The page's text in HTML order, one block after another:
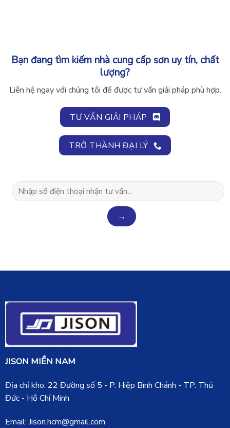
Bạn đang tìm kiếm nhà cung cấp sơn uy tín, chất
lượng?
Liên hệ ngay với chúng tôi để được tư vấn giải pháp phù hợp.
TƯ VẤN GIẢI PHÁP
TRỞ THÀNH ĐẠI LÝ
JISON MIỀN NAM
Địa chỉ kho: 22 Đường số 5 - P. Hiệp Bình Chánh - TP. Thủ
Đức - Hồ Chí Minh
Email: Jison.hcm@gmail.com